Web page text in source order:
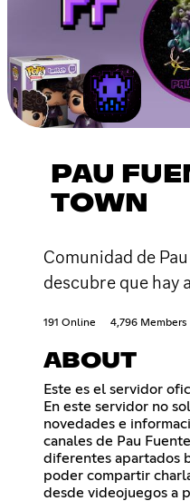
PAU
TOWN
Comunidad de
descubre que hay
191 Online 4,796 Members
ABOUT
Este es el servidor
En este servidor no
novedades e
canales de Pau
diferentes apartados
poder compartir
desde videojuegos a